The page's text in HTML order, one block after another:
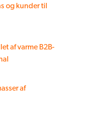
og kunder til
af varme B2B-
af